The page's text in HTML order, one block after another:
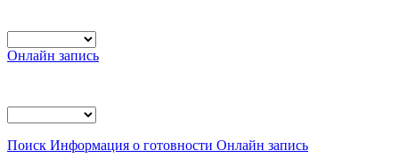
Онлайн запись
Поиск Информация о готовности Онлайн запись